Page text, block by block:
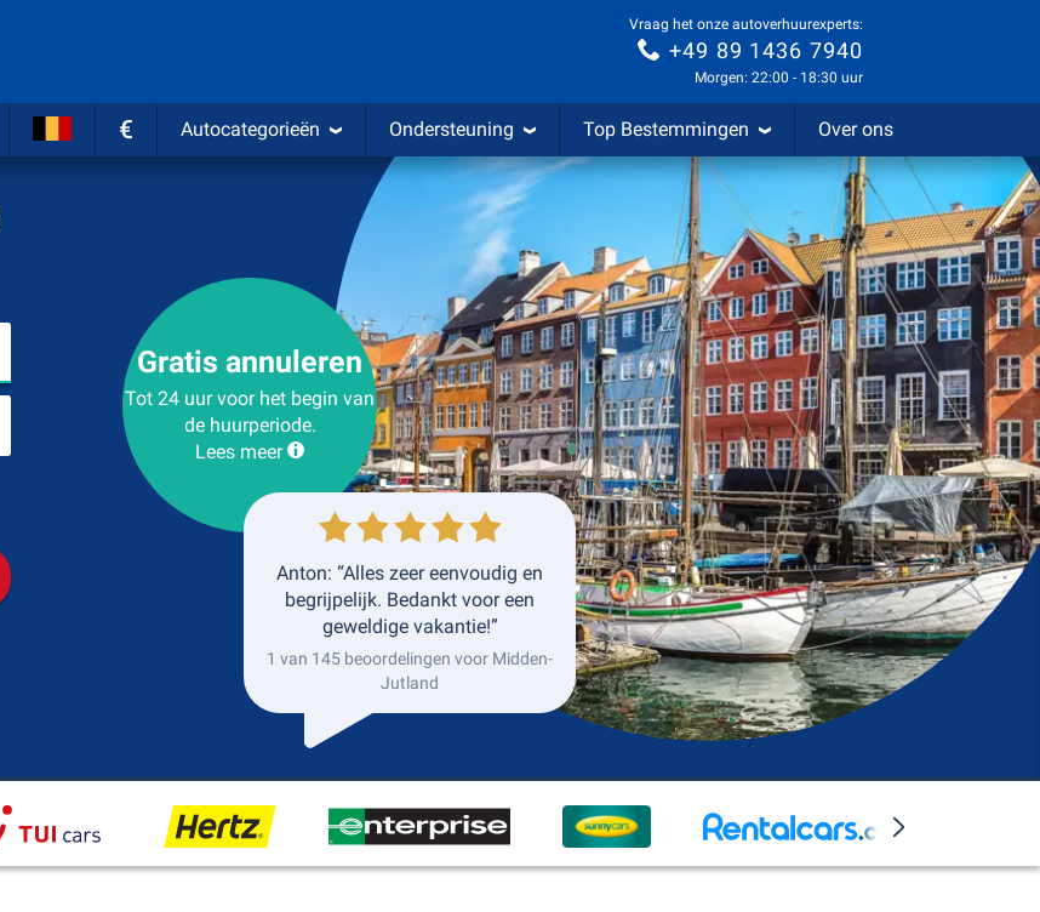
Vraag het onze autoverhuurexperts:
+49 89 1436 7940
Morgen: 22:00 - 18:30 uur
€ Autocategorieën Ondersteuning Top Bestemmingen Over ons
Kies plaats van ophalen
Plaats voor teruggave
Gratis annuleren
Tot 24 uur voor het begin van
de huurperiode.
Lees meer
Anton: “Alles zeer eenvoudig en
begrijpelijk. Bedankt voor een
geweldige vakantie!”
1 van 145 beoordelingen voor Midden-
Jutland